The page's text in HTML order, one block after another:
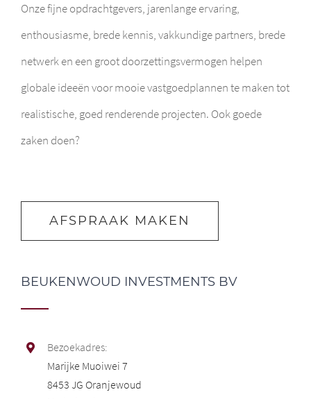
Onze fijne opdrachtgevers, jarenlange ervaring,
enthousiasme, brede kennis, vakkundige partners, brede
netwerk en een groot doorzettingsvermogen helpen
globale ideeën voor mooie vastgoedplannen te maken tot
realistische, goed renderende projecten. Ook goede
zaken doen?
AFSPRAAK MAKEN
BEUKENWOUD INVESTMENTS BV
Bezoekadres:
Marijke Muoiwei 7
8453 JG Oranjewoud